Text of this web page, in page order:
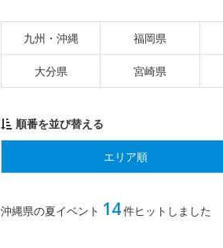
九州・沖縄 福岡県
大分県 宮崎県
順番を並び替える
エリア順
沖縄県の夏イベント 14件ヒットしました